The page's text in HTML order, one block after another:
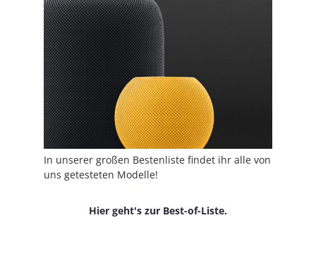
In unserer großen Bestenliste findet ihr alle von
uns getesteten Modelle!
Hier geht's zur Best-of-Liste.